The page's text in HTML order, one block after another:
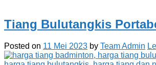
Tiang Bulutangkis
Posted on 11 Mei 2023 by Team Admin